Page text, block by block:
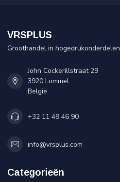
VRSPLUS
Groothandel in hogedrukonderdelen
John Cockerillstraat 29
3920 Lommel
België
+32 11 49 46 90
info@vrsplus.com
Categorieën